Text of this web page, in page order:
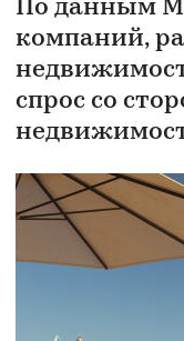
По данным
компаний,
спрос со